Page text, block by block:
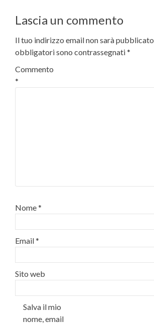
Lascia un commento
Il tuo indirizzo email non sarà pubblicato.
obbligatori sono contrassegnati*
Commento
*
Nome*
Email*
Sito web
Salva il mio
nome, email